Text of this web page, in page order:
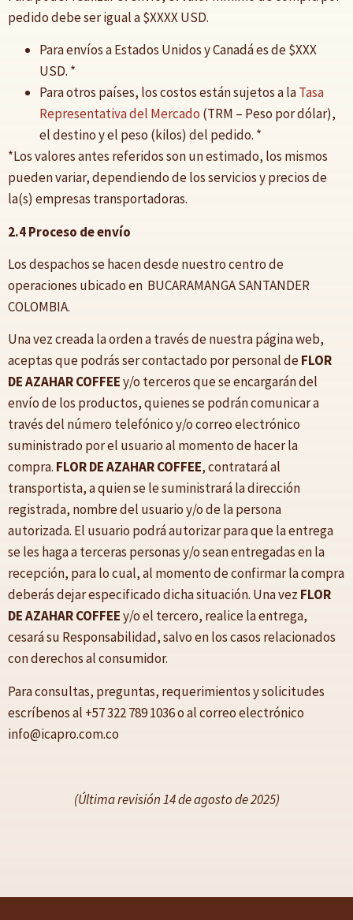
pedido debe ser igual a $XXXX USD.
Para envíos a Estados Unidos y Canadá es de $XXX
USD. *
Para otros países, los costos están sujetos a laTasa
Representativa del Mercado (TRM – Peso por dólar),
el destino y el peso (kilos) del pedido. *
*Los valores antes referidos son un estimado, los mismos
pueden variar, dependiendo de los servicios y precios de
la(s) empresas transportadoras.
2.4 Proceso de envío
Los despachos se hacen desde nuestro centro de
operaciones ubicado en BUCARAMANGA SANTANDER
COLOMBIA.
Una vez creada la orden a través de nuestra página web,
aceptas que podrás ser contactado por personal deFLOR
DE AZAHAR COFFEEy/o terceros que se encargarán del
envío de los productos, quienes se podrán comunicar a
través del número telefónico y/o correo electrónico
suministrado por el usuario al momento de hacer la
compra. FLOR DE AZAHAR COFFEE, contratará al
transportista, a quien se le suministrará la dirección
registrada, nombre del usuario y/o de la persona
autorizada. El usuario podrá autorizar para que la entrega
se les haga a terceras personas y/o sean entregadas en la
recepción, para lo cual, al momento de confirmar la compra
deberás dejar especificado dicha situación. Una vez FLOR
DE AZAHAR COFFEEy/o el tercero, realice la entrega,
cesará su Responsabilidad, salvo en los casos relacionados
con derechos al consumidor.
Para consultas, preguntas, requerimientos y solicitudes
escríbenos al +57 322 789 1036 o al correo electrónico
info@icapro.com.co
(Última revisión 14 de agosto de 2025)